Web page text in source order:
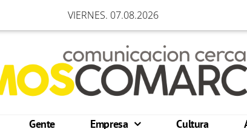
VIERNES. 07.08.2026
Gente Empresa Cultura